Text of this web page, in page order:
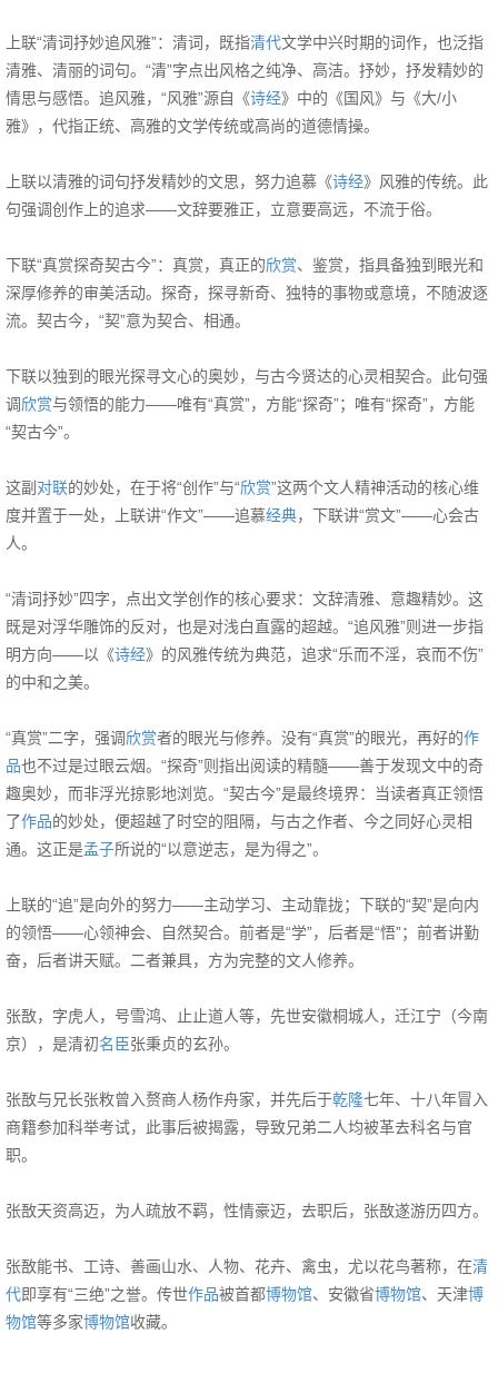
上联“清词抒妙追风雅”：清词‌，既指清代文学中兴时期的词作，也泛指
清雅、清丽的词句。“清”字点出风格之纯净、高洁。‌抒妙，抒发精妙的
情思与感悟。‌追风雅‌，“风雅”源自《诗经》中的《国风》与《大/小
雅》，代指正统、高雅的文学传统或高尚的道德情操。
上联以清雅的词句抒发精妙的文思，努力追慕《诗经》风雅的传统。此
句强调创作上的追求——文辞要雅正，立意要高远，不流于俗。
下联“真赏探奇契古今”：真赏‌，真正的欣赏、鉴赏，指具备独到眼光和
深厚修养的审美活动。‌探奇‌，探寻新奇、独特的事物或意境，不随波逐
流。‌契古今，“契”意为契合、相通。
下联以独到的眼光探寻文心的奥妙，与古今贤达的心灵相契合。此句强
调欣赏与领悟的能力——唯有“真赏”，方能“探奇”；唯有“探奇”，方能
“契古今”。
这副 对联的妙处，在于将“创作”与“欣赏”这两个文人精神活动的核心维
度并置于一处，上联讲“作文”——追慕经典，下联讲“赏文”——心会古
人。
“清词抒妙”四字，点出文学创作的核心要求：文辞清雅、意趣精妙。这
既是对浮华雕饰的反对，也是对浅白直露的超越。“追风雅”则进一步指
明方向——以《诗经》的风雅传统为典范，追求“乐而不淫，哀而不伤”
的中和之美。
“真赏”二字，强调欣赏者的眼光与修养。没有“真赏”的眼光，再好的作
品也不过是过眼云烟。“探奇”则指出阅读的精髓——善于发现文中的奇
趣奥妙，而非浮光掠影地浏览。“契古今”是最终境界：当读者真正领悟
了作品的妙处，便超越了时空的阻隔，与古之作者、今之同好心灵相
通。这正是孟子所说的“以意逆志，是为得之”。
上联的“追”是向外的努力——主动学习、主动靠拢；下联的“契”是向内
的领悟——心领神会、自然契合。前者是“学”，后者是“悟”；前者讲勤
奋，后者讲天赋。二者兼具，方为完整的文人修养。
张敔，字虎人，号雪鸿、止止道人等，先世安徽桐城人，迁江宁（今南
京），是清初名臣张秉贞的玄孙。
张敔与兄长张敉曾入赘商人杨作舟家，并先后于乾隆七年、十八年冒入
商籍参加科举考试，此事后被揭露，导致兄弟二人均被革去科名与官
职。
张敔天资高迈，为人疏放不羁，性情豪迈，去职后，张敔遂游历四方。
张敔能书、工诗、善画山水、人物、花卉、禽虫，尤以花鸟著称，在清
代即享有“三绝”之誉。传世作品被首都博物馆、安徽省博物馆、天津博
物馆等多家博物馆收藏。